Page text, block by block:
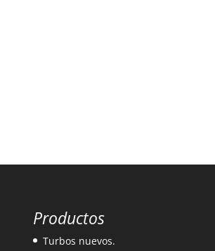
Productos
Turbos nuevos.